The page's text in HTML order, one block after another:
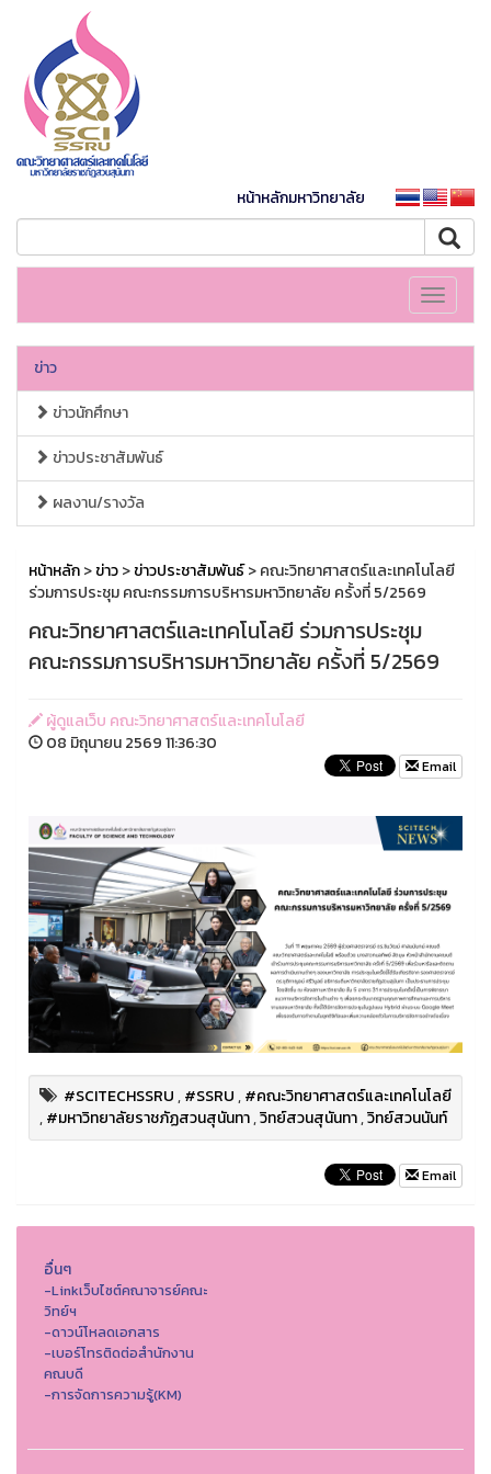
หน้าหลักมหาวิทยาลัย
Toggle
ข่าว
ข่าวนักศึกษา
ข่าวประชาสัมพันธ์
ผลงาน/รางวัล
หน้าหลัก>ข่าว>ข่าวประชาสัมพันธ์> คณะวิทยาศาสตร์และเทคโนโลยี
ร่วมการประชุม คณะกรรมการบริหารมหาวิทยาลัย ครั้งที่ 5/2569
คณะวิทยาศาสตร์และเทคโนโลยี ร่วมการประชุม
คณะกรรมการบริหารมหาวิทยาลัย ครั้งที่ 5/2569
ผู้ดูแลเว็บ คณะวิทยาศาสตร์และเทคโนโลยี
08 มิถุนายน 2569 11:36:30
Email
#SCITECHSSRU,#SSRU,#คณะวิทยาศาสตร์และเทคโนโลยี
,#มหาวิทยาลัยราชภัฏสวนสุนันทา,วิทย์สวนสุนันทา,วิทย์สวนนันท์
Email
อื่นๆ
-Linkเว็บไซต์คณาจารย์คณะ
วิทย์ฯ
-ดาวน์โหลดเอกสาร
-เบอร์โทรติดต่อสำนักงาน
คณบดี
-การจัดการความรู้(KM)